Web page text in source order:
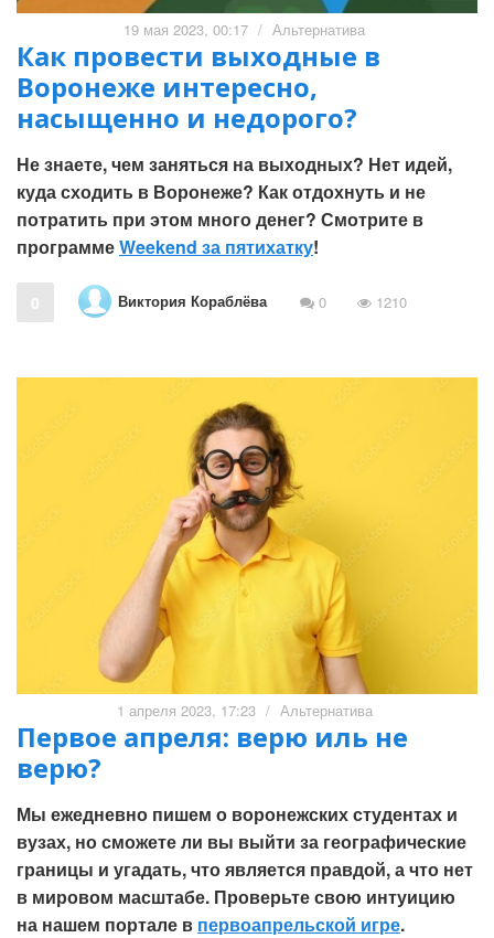
19 мая 2023, 00:17 / Альтернатива
Как провести выходные в
Воронеже интересно,
насыщенно и недорого?
Не знаете, чем заняться на выходных? Нет идей,
куда сходить в Воронеже? Как отдохнуть и не
потратить при этом много денег? Смотрите в
программеWeekend за пятихатку!
0 Виктория Кораблёва 0 1210
1 апреля 2023, 17:23 / Альтернатива
Первое апреля: верю иль не
верю?
Мы ежедневно пишем о воронежских студентах и
вузах, но сможете ли вы выйти за географические
границы и угадать, что является правдой, а что нет
в мировом масштабе. Проверьте свою интуицию
на нашем портале в первоапрельской игре.